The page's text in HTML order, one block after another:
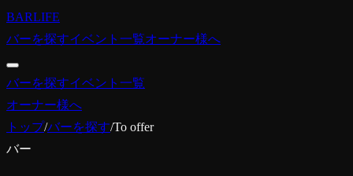
BARLIFE
バーを探すイベント一覧オーナー様へ
バーを探すイベント一覧
オーナー様へ
トップ/バーを探す/To offer
バー